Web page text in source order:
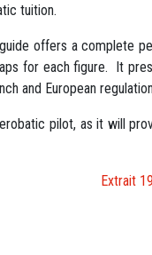
tuition.
offers a complete
for each figure. It
and European
pilot, as it will
Extrait